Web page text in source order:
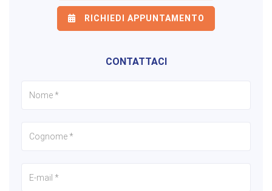
RICHIEDI APPUNTAMENTO
CONTATTACI